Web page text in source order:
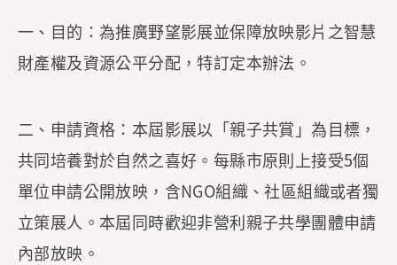
一、目的：為推廣野望影展並保障放映影片之智慧
財產權及資源公平分配，特訂定本辦法。
二、申請資格：本屆影展以「親子共賞」為目標，
共同培養對於自然之喜好。每縣市原則上接受5個
單位申請公開放映，含NGO組織、社區組織或者獨
立策展人。本屆同時歡迎非營利親子共學團體申請
內部放映。